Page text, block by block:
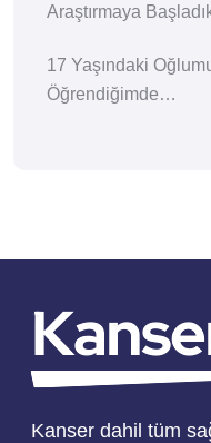
Araştırmaya
17 Yaşındaki
Öğrendiğimde…
Kanser dahil tüm